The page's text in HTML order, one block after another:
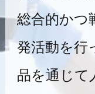
総合的かつ
発活動を行
品を通じて